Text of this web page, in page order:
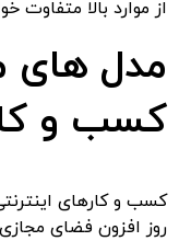
از موارد بالا متفاوت
مدل های
کسب و
کسب و کارهای
روز افزون فضای